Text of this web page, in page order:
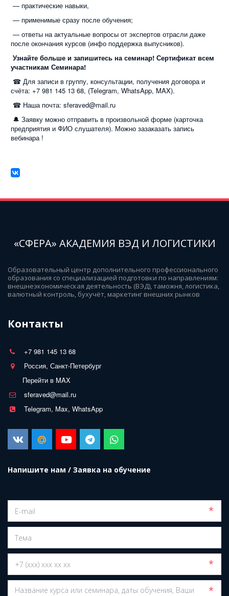
— практические навыки,
— применимые сразу после обучения;
— ответы на актуальные вопросы от экспертов отрасли даже
после окончания курсов (инфо поддержка выпусников).
Узнайте больше и запишитесь на семинар! Сертификат всем
участникам Семинара!
☎ Для записи в группу, консультации, получения договора и
счёта: +7 981 145 13 68, (Telegram, WhatsApp, MAX).
☎ Наша почта: sferaved@mail.ru
🔔 Заявку можно отправить в произвольной форме (карточка
предприятия и ФИО слушателя). Можно зазаказать запись
вебинара !
«СФЕРА» АКАДЕМИЯ ВЭД И ЛОГИСТИКИ
Образовательный центр дополнительного профессионального
образования со специализацией подготовки по направлениям:
внешнеэкономическая деятельность (ВЭД), таможня, логистика,
валютный контроль, бухучёт, маркетинг внешних рынков
Контакты
+7 981 145 13 68
Россия, Санкт-Петербург
Перейти в MAX
sferaved@mail.ru
Telegram, Max, WhatsApp
Напишите нам / Заявка на обучение
*
*
*